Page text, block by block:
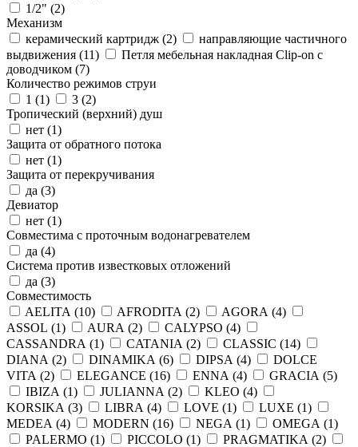
1/2" (2)
Механизм
керамический картридж (2)
направляющие частичного
выдвижения (11)
Петля мебельная накладная Clip-on с
доводчиком (7)
Количество режимов струи
1 (1) 3 (2)
Тропический (верхний) душ
нет (1)
Защита от обратного потока
нет (1)
Защита от перекручивания
да (3)
Девиатор
нет (1)
Совместима с проточным водонагревателем
да (4)
Система против известковых отложений
да (3)
Совместимость
AELITA (10) AFRODITA (2) AGORA (4)
ASSOL (1) AURA (2) CALYPSO (4)
CASSANDRA (1) CATANIA (2) CLASSIC (14)
DIANA (2) DINAMIKA (6) DIPSA (4)
DOLCE
VITA (2) ELEGANCE (16) ENNA (4) GRACIA (5)
IBIZA (1) JULIANNA (2) KLEO (4)
KORSIKA (3) LIBRA (4) LOVE (1) LUXE (1)
MEDEA (4) MODERN (16) NEGA (1) OMEGA (1)
PALERMO (1) PICCOLO (1) PRAGMATIKA (2)